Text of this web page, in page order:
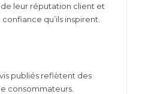
leur réputation client et
qu’ils inspirent.
publiés reflètent des
consommateurs.